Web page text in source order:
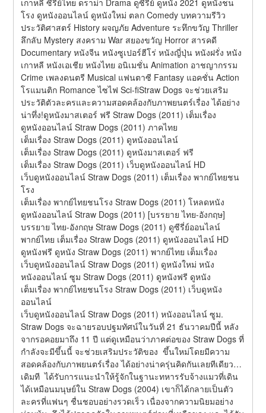
โรง ดูหนังออนไลน์ ดูหนังใหม่ ตลก Comedy บทความรีวิว
ประวัติศาสตร์ History ผจญภัย Adventure ระทึกขวัญ Thriller
ลึกลับ Mystery สงคราม War สยองขวัญ Horror สารคดี
Documentary หนังจีน หนังซูเปอร์ฮีโร่ หนังญี่ปุ่น หนังฝรั่ง หนัง
เกาหลี หนังเอเชีย หนังไทย อนิเมชั่น Animation อาชญากรรม
Crime เพลงดนตรี Musical แฟนตาซี Fantasy แอคชั่น Action
โรแมนติก Romance ไซไฟ Sci-fiStraw Dogs จะช่วยเสริม
ประวัติตัวละครและความสอดคล้องกับภาพยนตร์เรื่อง ได้อย่าง
น่าทึ่ง!ดูหนังมาสเตอร์ ฟรี Straw Dogs (2011) เต็มเรื่อง
ดูหนังออนไลน์ Straw Dogs (2011) ภาคไทย
เต็มเรื่อง Straw Dogs (2011) ดูหนังออนไลน์
เต็มเรื่อง Straw Dogs (2011) ดูหนังมาสเตอร์ ฟรี
เต็มเรื่อง Straw Dogs (2011) เว็บดูหนังออนไลน์ HD
เว็บดูหนังออนไลน์ Straw Dogs (2011) เต็มเรื่อง พากย์ไทยชน
โรง
เต็มเรื่อง พากย์ไทยชนโรง Straw Dogs (2011) โหลดหนัง
ดูหนังออนไลน์ Straw Dogs (2011) [บรรยาย ไทย-อังกฤษ]
บรรยาย ไทย-อังกฤษ Straw Dogs (2011) ดูซีรี่ย์ออนไลน์
พากย์ไทย เต็มเรื่อง Straw Dogs (2011) ดูหนังออนไลน์ HD
ดูหนังฟรี ดูหนัง Straw Dogs (2011) พากย์ไทย เต็มเรื่อง
เว็บดูหนังออนไลน์ Straw Dogs (2011) ดูหนังใหม่ หนัง
หนังออนไลน์ ซูม Straw Dogs (2011) ดูหนังฟรี ดูหนัง
เต็มเรื่อง พากย์ไทยชนโรง Straw Dogs (2011) เว็บดูหนัง
ออนไลน์
เว็บดูหนังออนไลน์ Straw Dogs (2011) หนังออนไลน์ ซูม.
Straw Dogs จะฉายรอบปฐมทัศน์ในวันที่ 21 ธันวาคมปีนี้ หลัง
จากรอคอยมาถึง 11 ปี แต่ดูเหมือนว่าภาคต่อของ Straw Dogs ที่
กำลังจะมีขึ้นนี้ จะช่วยเสริมประวัติของ  ขึ้นใหม่โดยมีความ
สอดคล้องกับภาพยนตร์เรื่อง ได้อย่างน่าครุ่นคิดกันเลยทีเดียว…
เดิมที  ได้รับการแนะนำให้รู้จักในฐานะทหารรับจ้างแมวที่เดิน
ได้เหมือนมนุษย์ใน Straw Dogs (2004) เขาก็ได้กลายเป็นตัว
ละครที่แฟนๆ ชื่นชอบอย่างรวดเร็ว เนื่องจากความนิยมอย่าง